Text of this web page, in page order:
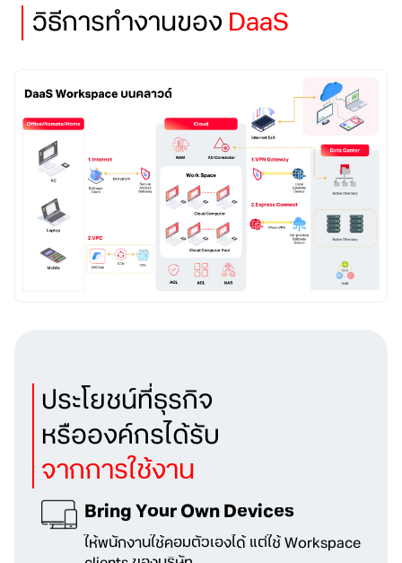
วิธีการทำงานของDaaS
ประโยชน์ที่ธุรกิจ
หรือองค์กรได้รับ
จากการใช้งาน
Bring Your Own Devices
ให้พนักงานใช้คอมตัวเองได้แต่ใช้ Workspace